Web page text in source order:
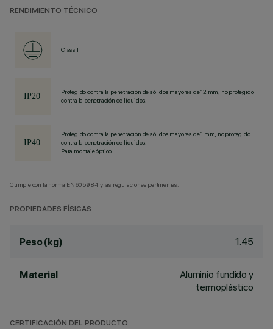
RENDIMIENTO TÉCNICO
Class I
Protegido contra la penetración de sólidos mayores de 12 mm, no protegido
contra la penetración de líquidos.
Protegido contra la penetración de sólidos mayores de 1 mm, no protegido
contra la penetración de líquidos.
Para montaje óptico
Cumple con la norma EN60598-1 y las regulaciones pertinentes.
PROPIEDADES FÍSICAS
Peso (kg) 1.45
Material
Aluminio fundido y
termoplástico
CERTIFICACIÓN DEL PRODUCTO